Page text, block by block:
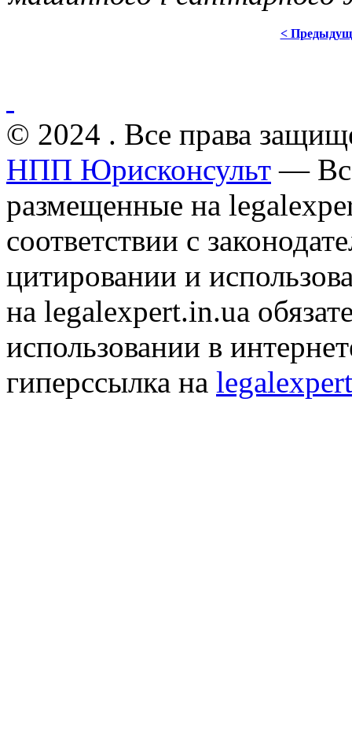
<
© 2024 . Все права
НПП Юрисконсульт —
размещенные на
соответствии с
цитировании и
на legalexpert.in.ua
использовании в
гиперссылка на